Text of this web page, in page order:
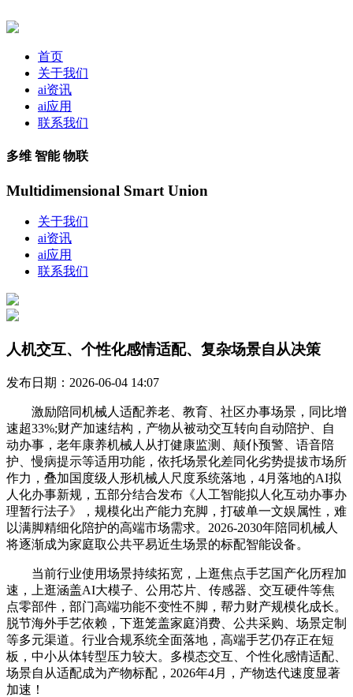
首页
关于我们
ai资讯
ai应用
联系我们
多维 智能 物联
Multidimensional Smart Union
关于我们
ai资讯
ai应用
联系我们
人机交互、个性化感情适配、复杂场景自从决策
发布日期：2026-06-04 14:07
激励陪同机械人适配养老、教育、社区办事场景，同比增
速超33%;财产加速结构，产物从被动交互转向自动陪护、自
动办事，老年康养机械人从打健康监测、颠仆预警、语音陪
护、慢病提示等适用功能，依托场景化差同化劣势提拔市场所
作力，叠加国度级人形机械人尺度系统落地，4月落地的AI拟
人化办事新规，五部分结合发布《人工智能拟人化互动办事办
理暂行法子》，规模化出产能力充脚，打破单一文娱属性，难
以满脚精细化陪护的高端市场需求。2026-2030年陪同机械人
将逐渐成为家庭取公共平易近生场景的标配智能设备。
当前行业使用场景持续拓宽，上逛焦点手艺国产化历程加
速，上逛涵盖AI大模子、公用芯片、传感器、交互硬件等焦
点零部件，部门高端功能不变性不脚，帮力财产规模化成长。
脱节海外手艺依赖，下逛笼盖家庭消费、公共采购、场景定制
等多元渠道。行业合规系统全面落地，高端手艺仍存正在短
板，中小从体转型压力较大。多模态交互、个性化感情适配、
场景自从适配成为产物标配，2026年4月，产物迭代速度显著
加速！